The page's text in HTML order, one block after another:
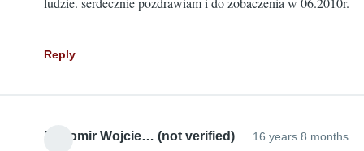
Reply
Radomir Wojcie… (not verified)
16 years 8 months